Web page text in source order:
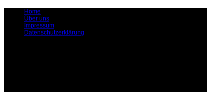
Home
Über uns
Impressum
Datenschutzerklärung